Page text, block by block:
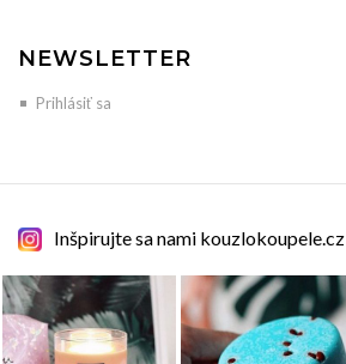
NEWSLETTER
Prihlásiť sa
Inšpirujte sa nami kouzlokoupele.cz